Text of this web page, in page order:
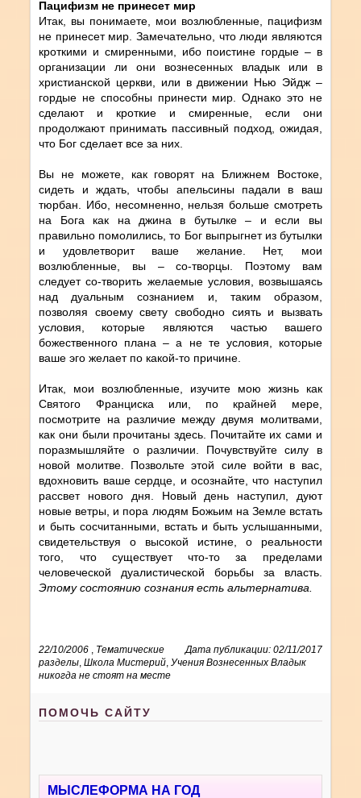
Пацифизм не принесет мир
Итак, вы понимаете, мои возлюбленные, пацифизм
не принесет мир. Замечательно, что люди являются
кроткими и смиренными, ибо поистине гордые – в
организации ли они вознесенных владык или в
христианской церкви, или в движении Нью Эйдж –
гордые не способны принести мир. Однако это не
сделают и кроткие и смиренные, если они
продолжают принимать пассивный подход, ожидая,
что Бог сделает все за них.
Вы не можете, как говорят на Ближнем Востоке,
сидеть и ждать, чтобы апельсины падали в ваш
тюрбан. Ибо, несомненно, нельзя больше смотреть
на Бога как на джина в бутылке – и если вы
правильно помолились, то Бог выпрыгнет из бутылки
и удовлетворит ваше желание. Нет, мои
возлюбленные, вы – со-творцы. Поэтому вам
следует со-творить желаемые условия, возвышаясь
над дуальным сознанием и, таким образом,
позволяя своему свету свободно сиять и вызвать
условия, которые являются частью вашего
божественного плана – а не те условия, которые
ваше эго желает по какой-то причине.
Итак, мои возлюбленные, изучите мою жизнь как
Святого Франциска или, по крайней мере,
посмотрите на различие между двумя молитвами,
как они были прочитаны здесь. Почитайте их сами и
поразмышляйте о различии. Почувствуйте силу в
новой молитве. Позвольте этой силе войти в вас,
вдохновить ваше сердце, и осознайте, что наступил
рассвет нового дня. Новый день наступил, дуют
новые ветры, и пора людям Божьим на Земле встать
и быть сосчитанными, встать и быть услышанными,
свидетельствуя о высокой истине, о реальности
того, что существует что-то за пределами
человеческой дуалистической борьбы за власть.
Этому состоянию сознания есть альтернатива.
22/10/2006 Дата публикации: 02/11/2017
Тематические
разделы ,Школа Мистерий Учения Вознесенных Владык
никогда не стоят на месте
ПОМОЧЬ САЙТУ
МЫСЛЕФОРМА НА ГОД